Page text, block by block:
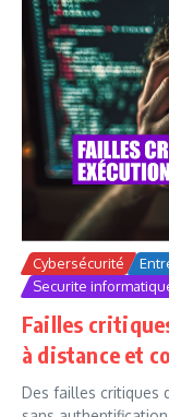
Cybersécurité
Securite
Failles
à distance et
Des failles critiques